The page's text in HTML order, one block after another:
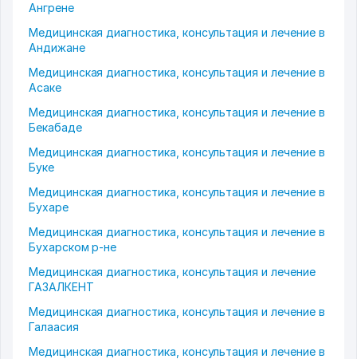
Ангрене
Медицинская диагностика, консультация и лечение в
Андижане
Медицинская диагностика, консультация и лечение в
Асаке
Медицинская диагностика, консультация и лечение в
Бекабаде
Медицинская диагностика, консультация и лечение в
Буке
Медицинская диагностика, консультация и лечение в
Бухаре
Медицинская диагностика, консультация и лечение в
Бухарском р-не
Медицинская диагностика, консультация и лечение
ГАЗАЛКЕНТ
Медицинская диагностика, консультация и лечение в
Галаасия
Медицинская диагностика, консультация и лечение в